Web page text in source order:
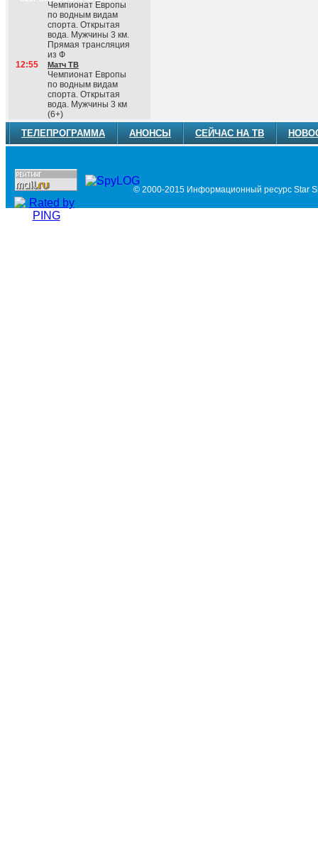
Чемпионат Европы
по водным видам
спорта. Открытая
вода. Мужчины 3 км.
Прямая трансляция
из Ф
12:55
Матч ТВ
Чемпионат Европы
по водным видам
спорта. Открытая
вода. Мужчины 3 км
(6+)
ТЕЛЕПРОГРАММА АНОНСЫ СЕЙЧАС НА ТВ
© 2000-2015 Информационный ресурс Star